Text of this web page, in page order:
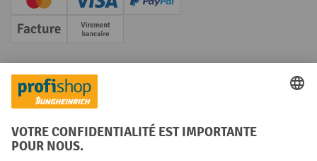
Creditcard (Master)Creditcard (Visa)
PayPal
Facture Paiement anticipé
Réseaux sociaux
Facebook
YouTube
LinkedInInstagram